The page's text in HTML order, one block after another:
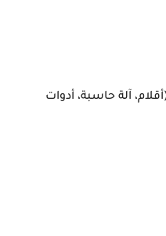
أقلام، آلة حاسبة، أدوات